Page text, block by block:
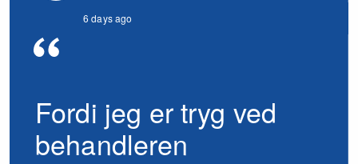
6 days ago
Fordi jeg er tryg ved
behandleren